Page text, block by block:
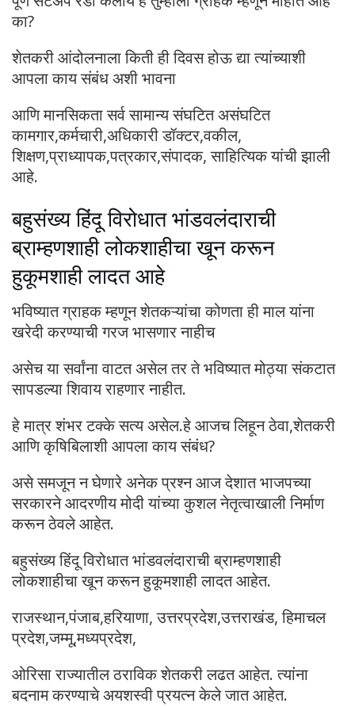
का?
शेतकरी आंदोलनाला किती ही दिवस होऊ द्या त्यांच्याशी
आपला काय संबंध अशी भावना
आणि मानसिकता सर्व सामान्य संघटित असंघटित
कामगार,कर्मचारी,अधिकारी डॉक्टर,वकील,
शिक्षण,प्राध्यापक,पत्रकार,संपादक, साहित्यिक यांची झाली
आहे.
बहुसंख्य हिंदू विरोधात भांडवलंदाराची
ब्राम्हणशाही लोकशाहीचा खून करून
हुकूमशाही लादत आहे
भविष्यात ग्राहक म्हणून शेतकऱ्यांचा कोणता ही माल यांना
खरेदी करण्याची गरज भासणार नाहीच
असेच या सर्वांना वाटत असेल तर ते भविष्यात मोठ्या संकटात
सापडल्या शिवाय राहणार नाहीत.
हे मात्र शंभर टक्के सत्य असेल.हे आजच लिहून ठेवा,शेतकरी
आणि कृषिबिलाशी आपला काय संबंध?
असे समजून न घेणारे अनेक प्रश्न आज देशात भाजपच्या
सरकारने आदरणीय मोदी यांच्या कुशल नेतृत्वाखाली निर्माण
करून ठेवले आहेत.
बहुसंख्य हिंदू विरोधात भांडवलंदाराची ब्राम्हणशाही
लोकशाहीचा खून करून हुकूमशाही लादत आहेत.
राजस्थान,पंजाब,हरियाणा, उत्तरप्रदेश,उत्तराखंड, हिमाचल
प्रदेश,जम्मू,मध्यप्रदेश,
ओरिसा राज्यातील ठराविक शेतकरी लढत आहेत. त्यांना
बदनाम करण्याचे अयशस्वी प्रयत्न केले जात आहेत.